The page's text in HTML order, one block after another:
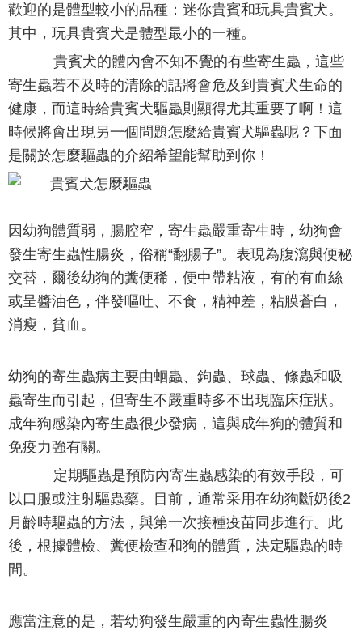
歡迎的是體型較小的品種：迷你貴賓和玩具貴賓犬。
其中，玩具貴賓犬是體型最小的一種。
貴賓犬的體內會不知不覺的有些寄生蟲，這些
寄生蟲若不及時的清除的話將會危及到貴賓犬生命的
健康，而這時給貴賓犬驅蟲則顯得尤其重要了啊！這
時候將會出現另一個問題怎麼給貴賓犬驅蟲呢？下面
是關於怎麼驅蟲的介紹希望能幫助到你！
因幼狗體質弱，腸腔窄，寄生蟲嚴重寄生時，幼狗會
發生寄生蟲性腸炎，俗稱“翻腸子”。表現為腹瀉與便秘
交替，爾後幼狗的糞便稀，便中帶粘液，有的有血絲
或呈醬油色，伴發嘔吐、不食，精神差，粘膜蒼白，
消瘦，貧血。
幼狗的寄生蟲病主要由蛔蟲、鉤蟲、球蟲、絛蟲和吸
蟲寄生而引起，但寄生不嚴重時多不出現臨床症狀。
成年狗感染內寄生蟲很少發病，這與成年狗的體質和
免疫力強有關。
定期驅蟲是預防內寄生蟲感染的有效手段，可
以口服或注射驅蟲藥。目前，通常采用在幼狗斷奶後2
月齡時驅蟲的方法，與第一次接種疫苗同步進行。此
後，根據體檢、糞便檢查和狗的體質，決定驅蟲的時
間。
應當注意的是，若幼狗發生嚴重的內寄生蟲性腸炎